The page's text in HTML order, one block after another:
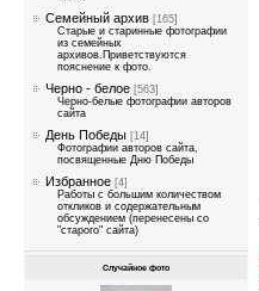
Семейный архив [165]
Старые и старинные фотографии
из семейных
архивов.Приветствуются
пояснение к фото.
Черно - белое [563]
Черно-белые фотографии авторов
сайта
День Победы [14]
Фотографии авторов сайта,
посвященные Дню Победы
Избранное [4]
Работы с большим количеством
откликов и содержательным
обсуждением (перенесены со
"старого" сайта)
Случайное фото